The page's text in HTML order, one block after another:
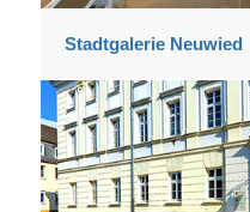
Stadtgalerie Neuwied